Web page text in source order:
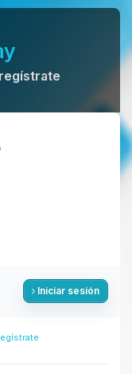
regístrate
Iniciar sesión